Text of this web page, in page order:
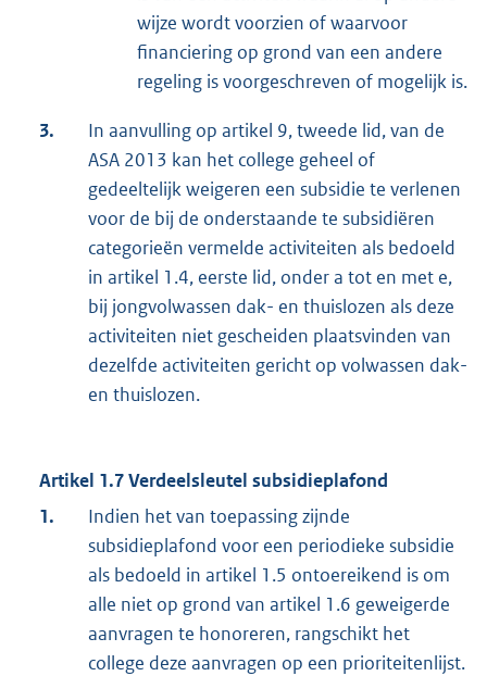
wijze wordt voorzien of waarvoor
financiering op grond van een andere
regeling is voorgeschreven of mogelijk is.
3.
In aanvulling op artikel 9, tweede lid, van de
ASA 2013 kan het college geheel of
gedeeltelijk weigeren een subsidie te verlenen
voor de bij de onderstaande te subsidiëren
categorieën vermelde activiteiten als bedoeld
in artikel 1.4, eerste lid, onder a tot en met e,
bij jongvolwassen dak- en thuislozen als deze
activiteiten niet gescheiden plaatsvinden van
dezelfde activiteiten gericht op volwassen dak-
en thuislozen.
Artikel 1.7 Verdeelsleutel subsidieplafond
1.
Indien het van toepassing zijnde
subsidieplafond voor een periodieke subsidie
als bedoeld in artikel 1.5 ontoereikend is om
alle niet op grond van artikel 1.6 geweigerde
aanvragen te honoreren, rangschikt het
college deze aanvragen op een prioriteitenlijst.